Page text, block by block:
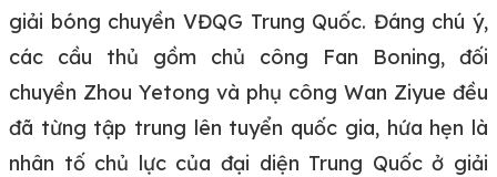
giải bóng chuyền VĐQG Trung Quốc. Đáng chú ý,
các cầu thủ gồm chủ công Fan Boning, đối
chuyền Zhou Yetong và phụ công Wan Ziyue đều
đã từng tập trung lên tuyển quốc gia, hứa hẹn là
nhân tố chủ lực của đại diện Trung Quốc ở giải